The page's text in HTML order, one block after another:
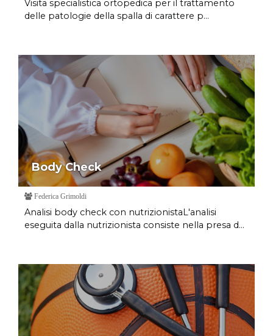
Visita specialistica ortopedica per il trattamento
delle patologie della spalla di carattere p...
Body Check
Federica Grimoldi
Analisi body check con nutrizionistaL'analisi
eseguita dalla nutrizionista consiste nella presa d...